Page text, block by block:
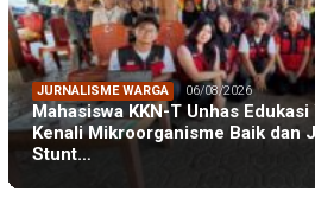
JURNALISME WARGA 06/08/2026
Mahasiswa KKN-T Unhas Edukasi
Kenali Mikroorganisme Baik dan
Stunt…